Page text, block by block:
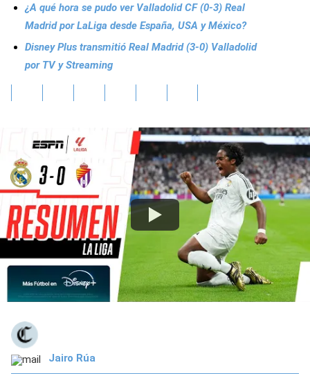
¿A qué hora se pudo ver Valladolid CF (0-3) Real
Madrid por LaLiga desde España, USA y México?
Disney Plus transmitió Real Madrid (3-0) Valladolid
por TV y Streaming
Jairo Rúa